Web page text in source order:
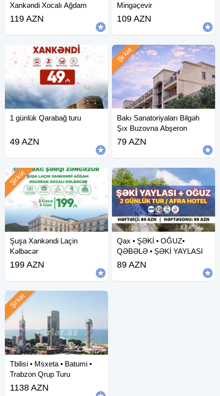
Xankəndi Xocalı Ağdam
Zəngilan
119 AZN
Mingəçevir
109 AZN
1 günlük Qarabağ turu
49 AZN
Bakı Sanatoriyaları Bilgəh
Şıx Buzovna Abşeron
Şirkət
79 AZN
Şuşa Xankəndi Laçin
Kəlbəcər
Şirkət
199 AZN
Qax • ŞƏKİ • OĞUZ•
QƏBƏLƏ • ŞƏKİ YAYLASI
89 AZN
Tbilisi • Msxeta • Batumi •
Trabzon Qrup Turu
Şirkət
1138 AZN